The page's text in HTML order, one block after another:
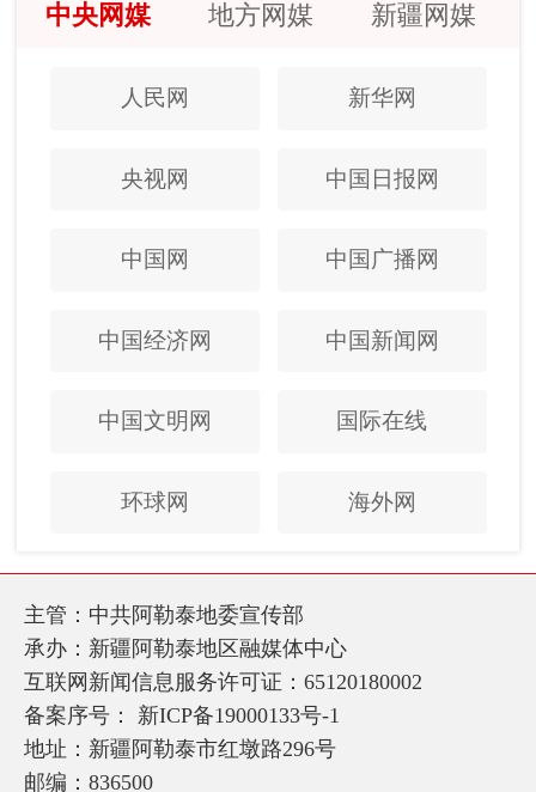
中央网媒 地方网媒 新疆网媒
人民网 新华网
央视网 中国日报网
中国网 中国广播网
中国经济网 中国新闻网
中国文明网 国际在线
环球网 海外网
主管：中共阿勒泰地委宣传部
承办：新疆阿勒泰地区融媒体中心
互联网新闻信息服务许可证：65120180002
备案序号： 新ICP备19000133号-1
地址：新疆阿勒泰市红墩路296号
邮编：836500